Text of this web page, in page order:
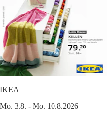
IKEA
Mo. 3.8. - Mo. 10.8.2026